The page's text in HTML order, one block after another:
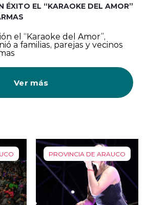
ÉXITO EL “KARAOKE DEL AMOR”
el “Karaoke del Amor”,
a familias, parejas y vecinos
Ver más
PROVINCIA DE ARAUCO